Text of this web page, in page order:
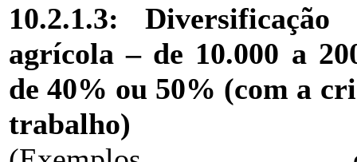
10.2.1.3:
agrícola – de 10.000 a
de 40% ou 50% (com a
trabalho)